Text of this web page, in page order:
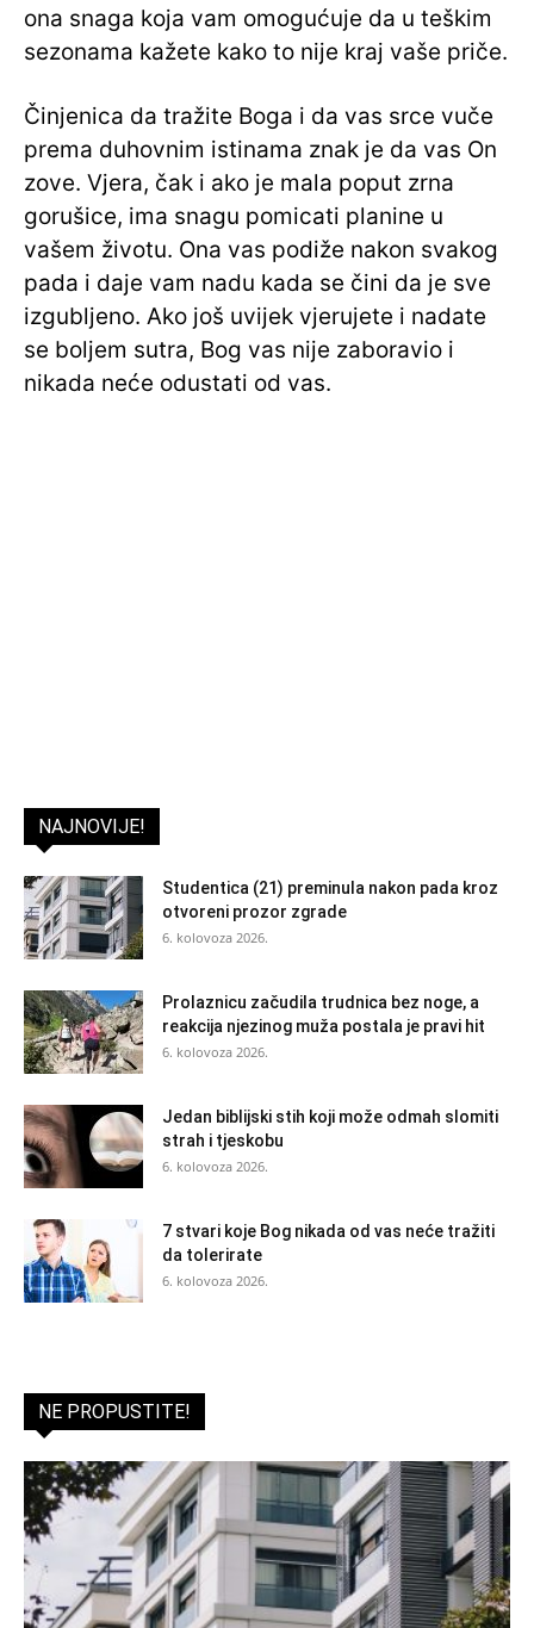
ona snaga koja vam omogućuje da u teškim
sezonama kažete kako to nije kraj vaše priče.
Činjenica da tražite Boga i da vas srce vuče
prema duhovnim istinama znak je da vas On
zove. Vjera, čak i ako je mala poput zrna
gorušice, ima snagu pomicati planine u
vašem životu. Ona vas podiže nakon svakog
pada i daje vam nadu kada se čini da je sve
izgubljeno. Ako još uvijek vjerujete i nadate
se boljem sutra, Bog vas nije zaboravio i
nikada neće odustati od vas.
NAJNOVIJE!
Studentica (21) preminula nakon pada kroz
otvoreni prozor zgrade
6. kolovoza 2026.
Prolaznicu začudila trudnica bez noge, a
reakcija njezinog muža postala je pravi hit
6. kolovoza 2026.
Jedan biblijski stih koji može odmah slomiti
strah i tjeskobu
6. kolovoza 2026.
7 stvari koje Bog nikada od vas neće tražiti
da tolerirate
6. kolovoza 2026.
NE PROPUSTITE!